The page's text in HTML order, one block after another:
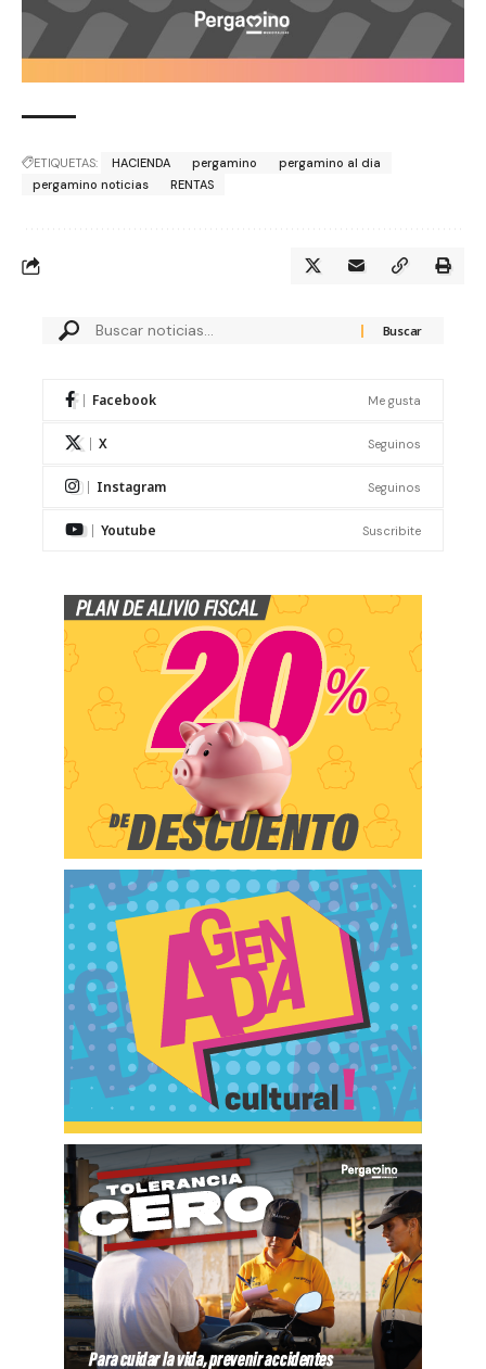
ETIQUETAS: HACIENDA pergamino
pergamino al dia
pergamino noticias
RENTAS
Facebook Me gusta
X Seguinos
Instagram Seguinos
Youtube Suscribite